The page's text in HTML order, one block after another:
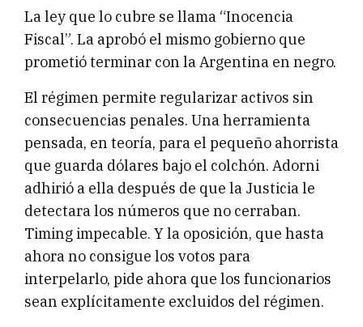
La ley que lo cubre se llama “Inocencia
Fiscal”. La aprobó el mismo gobierno que
prometió terminar con la Argentina en negro.
El régimen permite regularizar activos sin
consecuencias penales. Una herramienta
pensada, en teoría, para el pequeño ahorrista
que guarda dólares bajo el colchón. Adorni
adhirió a ella después de que la Justicia le
detectara los números que no cerraban.
Timing impecable. Y la oposición, que hasta
ahora no consigue los votos para
interpelarlo, pide ahora que los funcionarios
sean explícitamente excluidos del régimen.